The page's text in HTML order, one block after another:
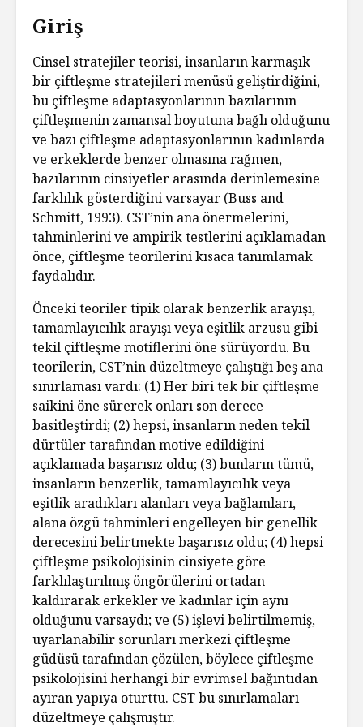
Giriş
Cinsel stratejiler teorisi, insanların karmaşık
bir çiftleşme stratejileri menüsü geliştirdiğini,
bu çiftleşme adaptasyonlarının bazılarının
çiftleşmenin zamansal boyutuna bağlı olduğunu
ve bazı çiftleşme adaptasyonlarının kadınlarda
ve erkeklerde benzer olmasına rağmen,
bazılarının cinsiyetler arasında derinlemesine
farklılık gösterdiğini varsayar (Buss and
Schmitt, 1993). CST’nin ana önermelerini,
tahminlerini ve ampirik testlerini açıklamadan
önce, çiftleşme teorilerini kısaca tanımlamak
faydalıdır.
Önceki teoriler tipik olarak benzerlik arayışı,
tamamlayıcılık arayışı veya eşitlik arzusu gibi
tekil çiftleşme motiflerini öne sürüyordu. Bu
teorilerin, CST’nin düzeltmeye çalıştığı beş ana
sınırlaması vardı: (1) Her biri tek bir çiftleşme
saikini öne sürerek onları son derece
basitleştirdi; (2) hepsi, insanların neden tekil
dürtüler tarafından motive edildiğini
açıklamada başarısız oldu; (3) bunların tümü,
insanların benzerlik, tamamlayıcılık veya
eşitlik aradıkları alanları veya bağlamları,
alana özgü tahminleri engelleyen bir genellik
derecesini belirtmekte başarısız oldu; (4) hepsi
çiftleşme psikolojisinin cinsiyete göre
farklılaştırılmış öngörülerini ortadan
kaldırarak erkekler ve kadınlar için aynı
olduğunu varsaydı; ve (5) işlevi belirtilmemiş,
uyarlanabilir sorunları merkezi çiftleşme
güdüsü tarafından çözülen, böylece çiftleşme
psikolojisini herhangi bir evrimsel bağıntıdan
ayıran yapıya oturttu. CST bu sınırlamaları
düzeltmeye çalışmıştır.